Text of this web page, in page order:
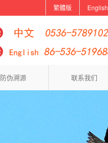
English
繁體版
防伪溯源 联系我们